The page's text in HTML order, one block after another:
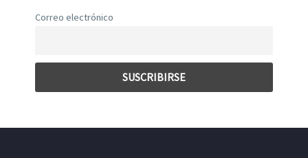
Correo electrónico